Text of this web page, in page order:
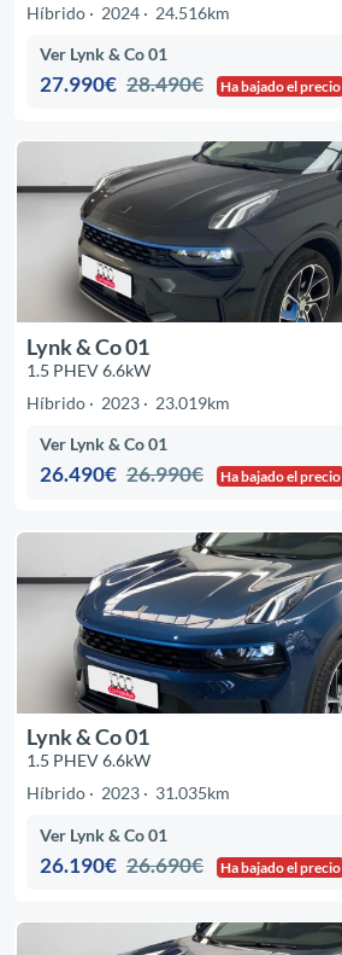
Híbrido
2024 24.516km
Ver Lynk & Co 01
27.990€ 28.490€ Ha bajado el precio
Lynk & Co 01
1.5 PHEV 6.6kW
Híbrido
2023 23.019km
Ver Lynk & Co 01
26.490€ 26.990€ Ha bajado el precio
Lynk & Co 01
1.5 PHEV 6.6kW
Híbrido
2023 31.035km
Ver Lynk & Co 01
26.190€ 26.690€ Ha bajado el precio